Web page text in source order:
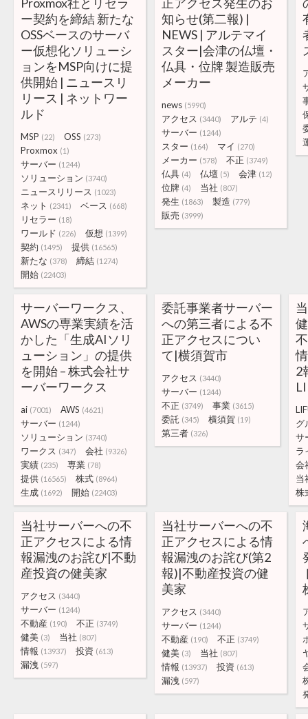
ー契約を締結 新たな
OSSベースのサーバ
ー仮想化ソリューシ
ョンをMSP向けに提
供開始 | ニュースリ
リース | ネットワー
ルド
MSP (22) OSS (273)
Proxmox (1)
サーバー (1244)
ソリューション (3740)
ニュースリリース (1023)
ネット (2341) ベース (668)
リセラー (18)
ワールド (226) 仮想 (1399)
契約 (1495) 提供 (16565)
新たな (378) 締結 (1274)
開始 (22403)
知らせ(第二報) |
NEWS | アルテマイ
スター|会津の仏壇・
仏具・位牌 製造販売
メーカー
news (5990)
アクセス (3440) アルテ (4)
サーバー (1244)
スター (164) マイ (270)
メーカー (578) 不正 (3749)
仏具 (4) 仏壇 (5) 会津 (12)
位牌 (4) 当社 (807)
発生 (1863) 製造 (779)
販売 (3999)
サーバーワークス、
AWSの専業実績を活
かした「生成AIソリ
ューション」の提供
を開始 – 株式会社サ
ーバーワークス
ai (7001) AWS (4621)
サーバー (1244)
ソリューション (3740)
ワークス (347) 会社 (9326)
実績 (235) 専業 (78)
提供 (16565) 株式 (8964)
生成 (1692) 開始 (22403)
委託事業者サーバー
への第三者による不
正アクセスについ
て|横須賀市
アクセス (3440)
サーバー (1244)
不正 (3749) 事業 (3615)
委託 (345) 横須賀 (19)
第三者 (326)
2
グ
サ
ラ
会
当
株
当社サーバーへの不
正アクセスによる情
報漏洩のお詫び|不動
産投資の健美家
アクセス (3440)
サーバー (1244)
不動産 (190) 不正 (3749)
健美 (3) 当社 (807)
情報 (13937) 投資 (613)
漏洩 (597)
当社サーバーへの不
正アクセスによる情
報漏洩のお詫び(第2
報)|不動産投資の健
美家
アクセス (3440)
サーバー (1244)
不動産 (190) 不正 (3749)
健美 (3) 当社 (807)
情報 (13937) 投資 (613)
漏洩 (597)